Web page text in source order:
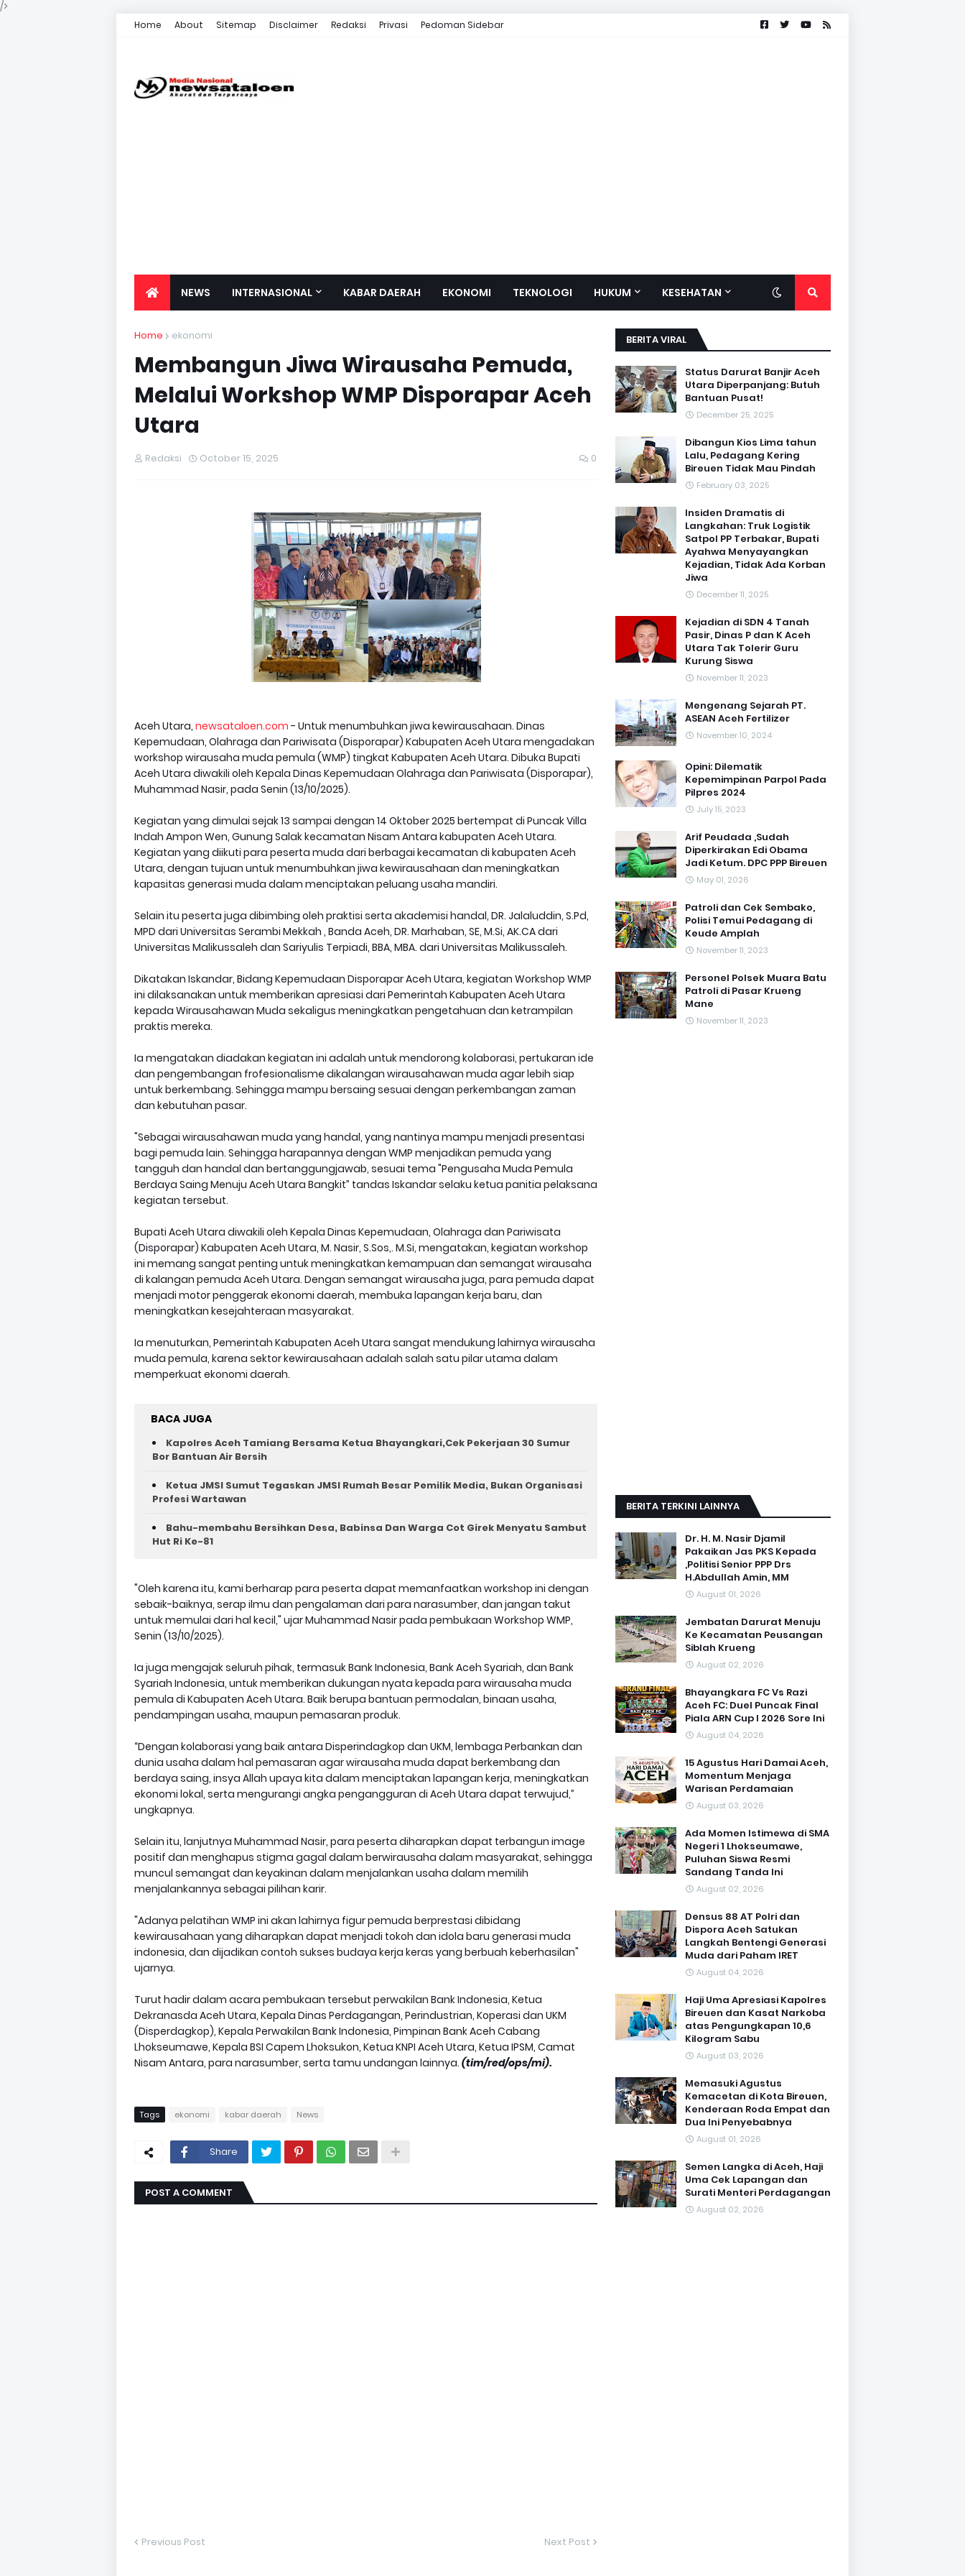
/>
Home About Sitemap Disclaimer Redaksi Privasi Pedoman Sidebar
NEWS INTERNASIONAL KABAR DAERAH EKONOMI TEKNOLOGI HUKUM KESEHATAN
Home ekonomi
Membangun Jiwa Wirausaha Pemuda,
Melalui Workshop WMP Disporapar Aceh
Utara
Redaksi October 15, 2025 0
Aceh Utara, newsataloen.com - Untuk menumbuhkan jiwa kewirausahaan. Dinas
Kepemudaan, Olahraga dan Pariwisata (Disporapar) Kabupaten Aceh Utara mengadakan
workshop wirausaha muda pemula (WMP) tingkat Kabupaten Aceh Utara. Dibuka Bupati
Aceh Utara diwakili oleh Kepala Dinas Kepemudaan Olahraga dan Pariwisata (Disporapar),
Muhammad Nasir, pada Senin (13/10/2025).
Kegiatan yang dimulai sejak 13 sampai dengan 14 Oktober 2025 bertempat di Puncak Villa
Indah Ampon Wen, Gunung Salak kecamatan Nisam Antara kabupaten Aceh Utara.
Kegiatan yang diikuti para peserta muda dari berbagai kecamatan di kabupaten Aceh
Utara, dengan tujuan untuk menumbuhkan jiwa kewirausahaan dan meningkatkan
kapasitas generasi muda dalam menciptakan peluang usaha mandiri.
Selain itu peserta juga dibimbing oleh praktisi serta akademisi handal, DR. Jalaluddin, S.Pd,
MPD dari Universitas Serambi Mekkah , Banda Aceh, DR. Marhaban, SE, M.Si, AK.CA dari
Universitas Malikussaleh dan Sariyulis Terpiadi, BBA, MBA. dari Universitas Malikussaleh.
Dikatakan Iskandar, Bidang Kepemudaan Disporapar Aceh Utara, kegiatan Workshop WMP
ini dilaksanakan untuk memberikan apresiasi dari Pemerintah Kabupaten Aceh Utara
kepada Wirausahawan Muda sekaligus meningkatkan pengetahuan dan ketrampilan
praktis mereka.
Ia mengatakan diadakan kegiatan ini adalah untuk mendorong kolaborasi, pertukaran ide
dan pengembangan frofesionalisme dikalangan wirausahawan muda agar lebih siap
untuk berkembang. Sehingga mampu bersaing sesuai dengan perkembangan zaman
dan kebutuhan pasar.
"Sebagai wirausahawan muda yang handal, yang nantinya mampu menjadi presentasi
bagi pemuda lain. Sehingga harapannya dengan WMP menjadikan pemuda yang
tangguh dan handal dan bertanggungjawab, sesuai tema "Pengusaha Muda Pemula
Berdaya Saing Menuju Aceh Utara Bangkit” tandas Iskandar selaku ketua panitia pelaksana
kegiatan tersebut.
Bupati Aceh Utara diwakili oleh Kepala Dinas Kepemudaan, Olahraga dan Pariwisata
(Disporapar) Kabupaten Aceh Utara, M. Nasir, S.Sos,. M.Si, mengatakan, kegiatan workshop
ini memang sangat penting untuk meningkatkan kemampuan dan semangat wirausaha
di kalangan pemuda Aceh Utara. Dengan semangat wirausaha juga, para pemuda dapat
menjadi motor penggerak ekonomi daerah, membuka lapangan kerja baru, dan
meningkatkan kesejahteraan masyarakat.
Ia menuturkan, Pemerintah Kabupaten Aceh Utara sangat mendukung lahirnya wirausaha
muda pemula, karena sektor kewirausahaan adalah salah satu pilar utama dalam
memperkuat ekonomi daerah.
BACA JUGA
Kapolres Aceh Tamiang Bersama Ketua Bhayangkari,Cek Pekerjaan 30 Sumur
Bor Bantuan Air Bersih
Ketua JMSI Sumut Tegaskan JMSI Rumah Besar Pemilik Media, Bukan Organisasi
Profesi Wartawan
Bahu-membahu Bersihkan Desa, Babinsa Dan Warga Cot Girek Menyatu Sambut
Hut Ri Ke-81 ‎
"Oleh karena itu, kami berharap para peserta dapat memanfaatkan workshop ini dengan
sebaik-baiknya, serap ilmu dan pengalaman dari para narasumber, dan jangan takut
untuk memulai dari hal kecil," ujar Muhammad Nasir pada pembukaan Workshop WMP,
Senin (13/10/2025).
Ia juga mengajak seluruh pihak, termasuk Bank Indonesia, Bank Aceh Syariah, dan Bank
Syariah Indonesia, untuk memberikan dukungan nyata kepada para wirausaha muda
pemula di Kabupaten Aceh Utara. Baik berupa bantuan permodalan, binaan usaha,
pendampingan usaha, maupun pemasaran produk.
“Dengan kolaborasi yang baik antara Disperindagkop dan UKM, lembaga Perbankan dan
dunia usaha dalam hal pemasaran agar wirausaha muda dapat berkembang dan
berdaya saing, insya Allah upaya kita dalam menciptakan lapangan kerja, meningkatkan
ekonomi lokal, serta mengurangi angka pengangguran di Aceh Utara dapat terwujud,”
ungkapnya.
Selain itu, lanjutnya Muhammad Nasir, para peserta diharapkan dapat terbangun image
positif dan menghapus stigma gagal dalam berwirausaha dalam masyarakat, sehingga
muncul semangat dan keyakinan dalam menjalankan usaha dalam memilih
menjalankannya sebagai pilihan karir.
"Adanya pelatihan WMP ini akan lahirnya figur pemuda berprestasi dibidang
kewirausahaan yang diharapkan dapat menjadi tokoh dan idola baru generasi muda
indonesia, dan dijadikan contoh sukses budaya kerja keras yang berbuah keberhasilan"
ujarnya.
Turut hadir dalam acara pembukaan tersebut perwakilan Bank Indonesia, Ketua
Dekranasda Aceh Utara, Kepala Dinas Perdagangan, Perindustrian, Koperasi dan UKM
(Disperdagkop), Kepala Perwakilan Bank Indonesia, Pimpinan Bank Aceh Cabang
Lhokseumawe, Kepala BSI Capem Lhoksukon, Ketua KNPI Aceh Utara, Ketua IPSM, Camat
Nisam Antara, para narasumber, serta tamu undangan lainnya. (tim/red/ops/mi).
Tags ekonomi kabar daerah News
Share
POST A COMMENT
Previous Post Next Post
BERITA VIRAL
Status Darurat Banjir Aceh
Utara Diperpanjang: Butuh
Bantuan Pusat!
December 25, 2025
Dibangun Kios Lima tahun
Lalu, Pedagang Kering
Bireuen Tidak Mau Pindah
February 03, 2025
Insiden Dramatis di
Langkahan: Truk Logistik
Satpol PP Terbakar, Bupati
Ayahwa Menyayangkan
Kejadian, Tidak Ada Korban
Jiwa
December 11, 2025
Kejadian di SDN 4 Tanah
Pasir, Dinas P dan K Aceh
Utara Tak Tolerir Guru
Kurung Siswa
November 11, 2023
Mengenang Sejarah PT.
ASEAN Aceh Fertilizer
November 10, 2024
Opini: Dilematik
Kepemimpinan Parpol Pada
Pilpres 2024
July 15, 2023
Arif Peudada ,Sudah
Diperkirakan Edi Obama
Jadi Ketum. DPC PPP Bireuen
May 01, 2026
Patroli dan Cek Sembako,
Polisi Temui Pedagang di
Keude Amplah
November 11, 2023
Personel Polsek Muara Batu
Patroli di Pasar Krueng
Mane
November 11, 2023
BERITA TERKINI LAINNYA
Dr. H. M. Nasir Djamil
Pakaikan Jas PKS Kepada
,Politisi Senior PPP Drs
H.Abdullah Amin, MM
August 01, 2026
Jembatan Darurat Menuju
Ke Kecamatan Peusangan
Siblah Krueng
August 02, 2026
Bhayangkara FC Vs Razi
Aceh FC: Duel Puncak Final
Piala ARN Cup I 2026 Sore Ini
August 04, 2026
15 Agustus Hari Damai Aceh,
Momentum Menjaga
Warisan Perdamaian
August 03, 2026
Ada Momen Istimewa di SMA
Negeri 1 Lhokseumawe,
Puluhan Siswa Resmi
Sandang Tanda Ini
August 02, 2026
Densus 88 AT Polri dan
Dispora Aceh Satukan
Langkah Bentengi Generasi
Muda dari Paham IRET
August 04, 2026
Haji Uma Apresiasi Kapolres
Bireuen dan Kasat Narkoba
atas Pengungkapan 10,6
Kilogram Sabu
August 03, 2026
Memasuki Agustus
Kemacetan di Kota Bireuen,
Kenderaan Roda Empat dan
Dua Ini Penyebabnya
August 01, 2026
Semen Langka di Aceh, Haji
Uma Cek Lapangan dan
Surati Menteri Perdagangan
August 02, 2026